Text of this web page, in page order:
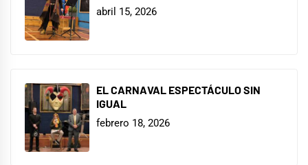
abril 15, 2026
EL CARNAVAL ESPECTÁCULO SIN
IGUAL
febrero 18, 2026